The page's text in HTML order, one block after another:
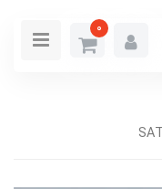
0